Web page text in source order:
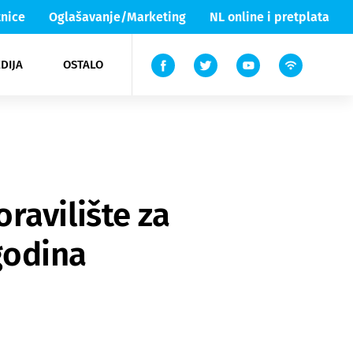
Oglašavanje/Marketing NL online i pretplata
OSTALO
Lika & Senj
TV
za